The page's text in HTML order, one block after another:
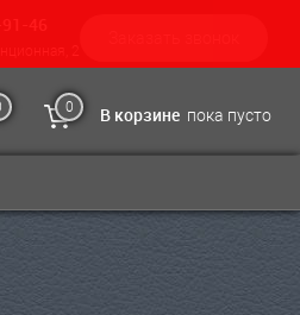
2
0 В корзине пока пусто